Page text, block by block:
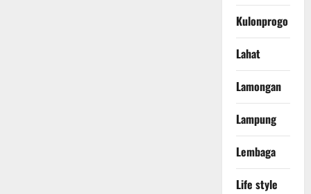
Kulonprogo
Lahat
Lamongan
Lampung
Lembaga
Life style